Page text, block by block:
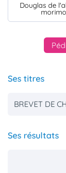
Douglas de
Ses titres
BREVET DE
Ses résultats